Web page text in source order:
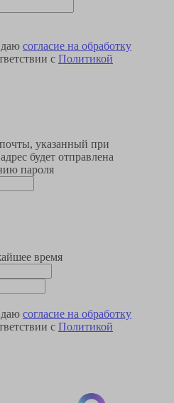
согласие на обработку
с Политикой
указанный при
будет отправлена
пароля
время
согласие на обработку
с Политикой